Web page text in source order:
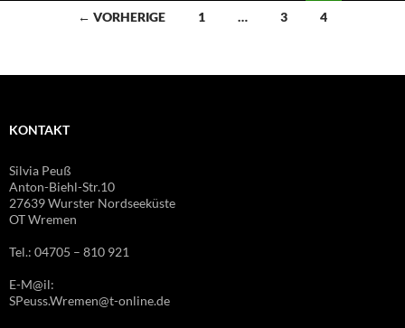
Beitragsnavigation
← VORHERIGE 1 … 3 4
KONTAKT
Silvia Peuß
Anton-Biehl-Str.10
27639 Wurster Nordseeküste
OT Wremen
Tel.: 04705 – 810 921
E-M@il:
SPeuss.Wremen@t-online.de